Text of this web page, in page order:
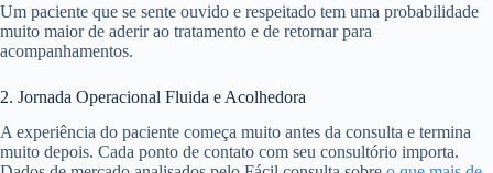
Um paciente que se sente ouvido e respeitado tem uma probabilidade
muito maior de aderir ao tratamento e de retornar para
acompanhamentos.
2. Jornada Operacional Fluida e Acolhedora
A experiência do paciente começa muito antes da consulta e termina
muito depois. Cada ponto de contato com seu consultório importa.